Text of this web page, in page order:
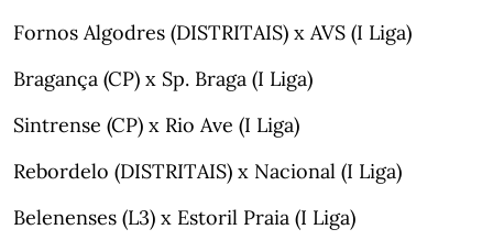
Fornos Algodres (DISTRITAIS) x AVS (I Liga)
Bragança (CP) x Sp. Braga (I Liga)
Sintrense (CP) x Rio Ave (I Liga)
Rebordelo (DISTRITAIS) x Nacional (I Liga)
Belenenses (L3) x Estoril Praia (I Liga)